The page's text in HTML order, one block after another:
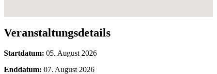
Veranstaltungsdetails
Startdatum: 05. August 2026
Enddatum: 07. August 2026